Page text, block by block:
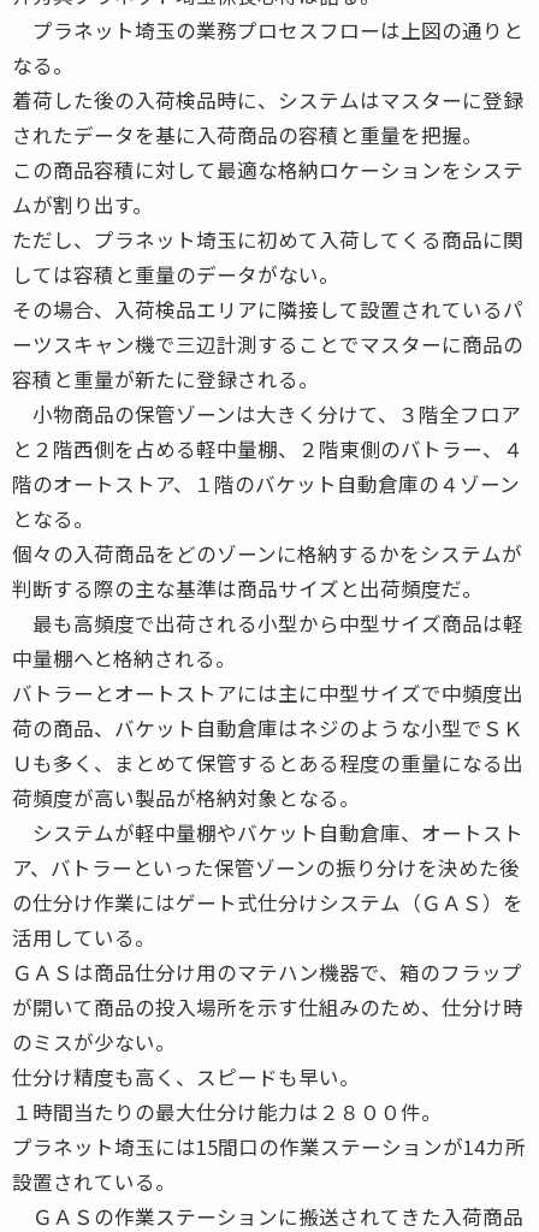
プラネット埼玉の業務プロセスフローは上図の通りと
なる。
着荷した後の入荷検品時に、システムはマスターに登録
されたデータを基に入荷商品の容積と重量を把握。
この商品容積に対して最適な格納ロケーションをシステ
ムが割り出す。
ただし、プラネット埼玉に初めて入荷してくる商品に関
しては容積と重量のデータがない。
その場合、入荷検品エリアに隣接して設置されているパ
ーツスキャン機で三辺計測することでマスターに商品の
容積と重量が新たに登録される。
小物商品の保管ゾーンは大きく分けて、３階全フロア
と２階西側を占める軽中量棚、２階東側のバトラー、４
階のオートストア、１階のバケット自動倉庫の４ゾーン
となる。
個々の入荷商品をどのゾーンに格納するかをシステムが
判断する際の主な基準は商品サイズと出荷頻度だ。
最も高頻度で出荷される小型から中型サイズ商品は軽
中量棚へと格納される。
バトラーとオートストアには主に中型サイズで中頻度出
荷の商品、バケット自動倉庫はネジのような小型でＳＫ
Ｕも多く、まとめて保管するとある程度の重量になる出
荷頻度が高い製品が格納対象となる。
システムが軽中量棚やバケット自動倉庫、オートスト
ア、バトラーといった保管ゾーンの振り分けを決めた後
の仕分け作業にはゲート式仕分けシステム（ＧＡＳ）を
活用している。
ＧＡＳは商品仕分け用のマテハン機器で、箱のフラップ
が開いて商品の投入場所を示す仕組みのため、仕分け時
のミスが少ない。
仕分け精度も高く、スピードも早い。
１時間当たりの最大仕分け能力は２８００件。
プラネット埼玉には15間口の作業ステーションが14カ所
設置されている。
ＧＡＳの作業ステーションに搬送されてきた入荷商品